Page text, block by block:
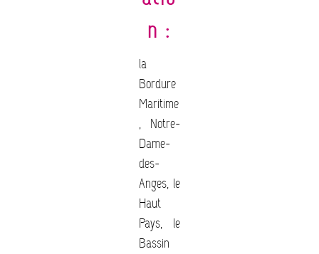
n :
la
Bordure
Maritime
, Notre-
Dame-
des-
Anges, le
Haut
Pays, le
Bassin